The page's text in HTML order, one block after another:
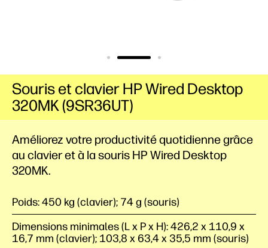
Améliorez votre productivité quotidienne grâce
au clavier et à la souris HP Wired Desktop
320MK.
Poids: 450 kg (clavier); 74 g (souris)
Dimensions minimales (L x P x H): 426,2 x 110,9 x
16,7 mm (clavier); 103,8 x 63,4 x 35,5 mm (souris)
Souris et clavier HP Wired Desktop
320MK (9SR36UT)